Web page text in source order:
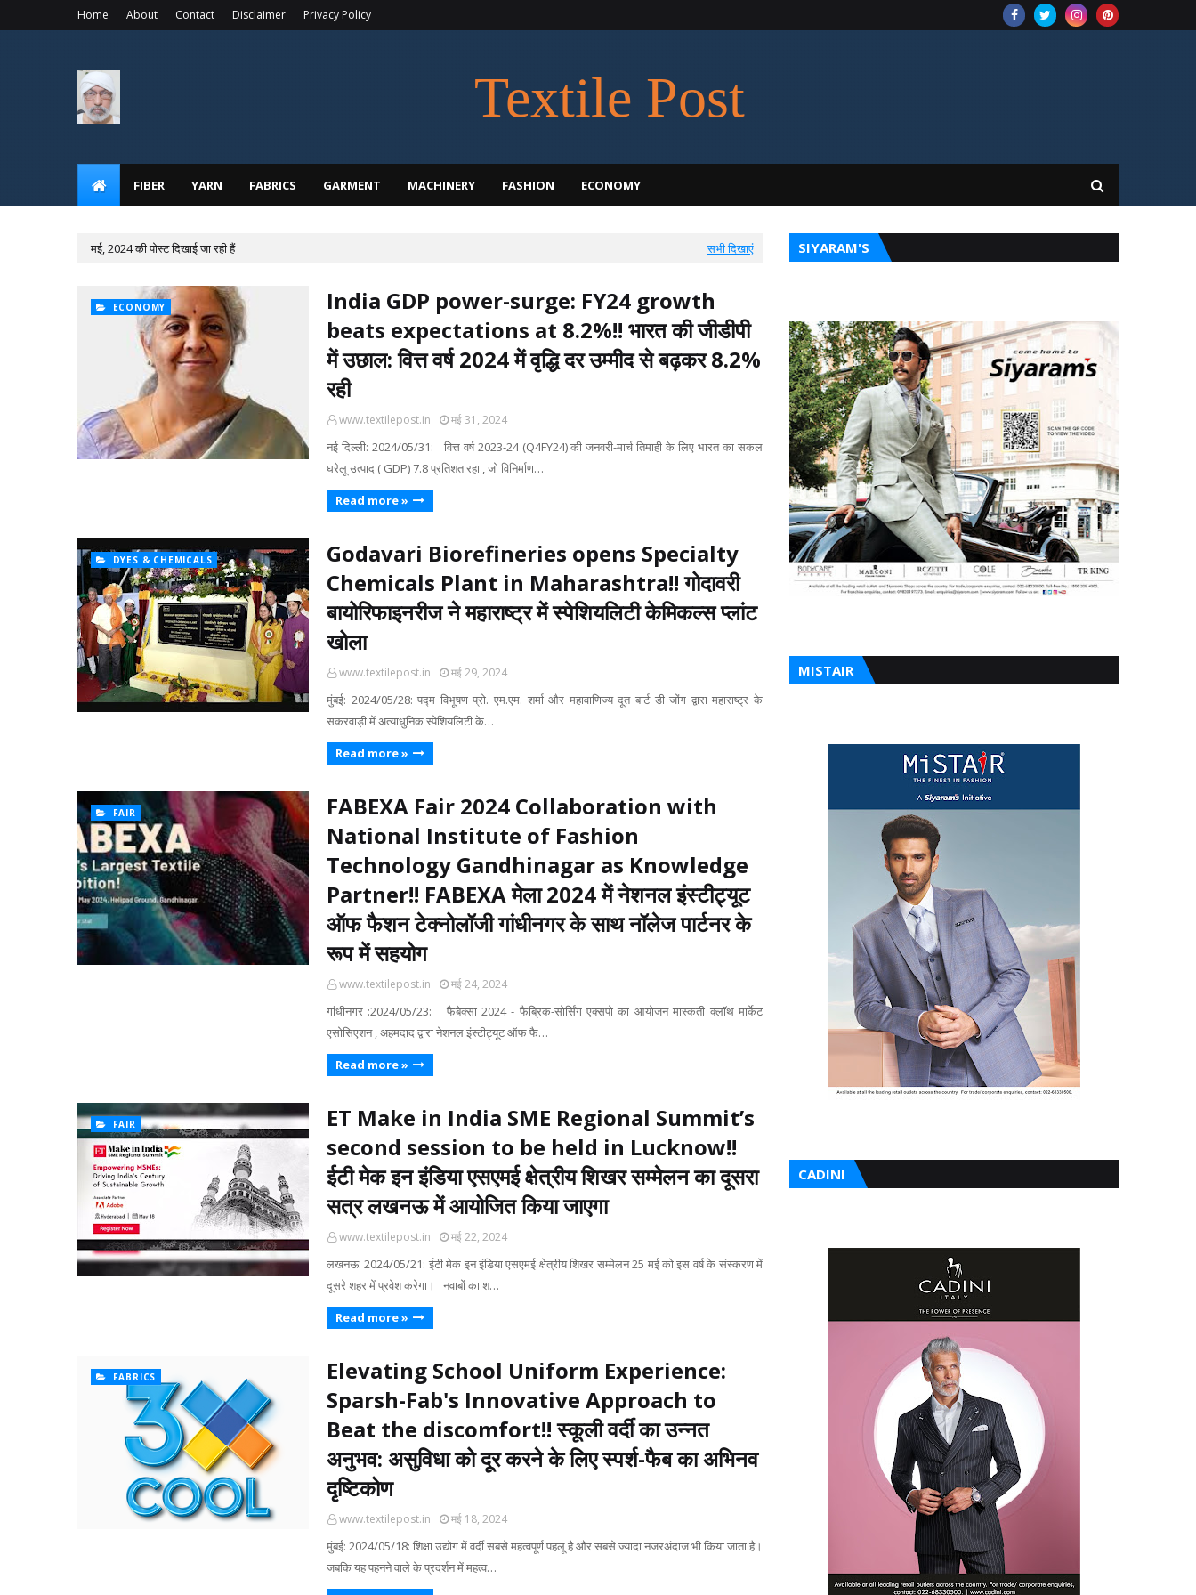
Home About Contact Disclaimer Privacy Policy
Textile Post
FIBER YARN FABRICS GARMENT MACHINERY FASHION ECONOMY
मई, 2024 की पोस्ट दिखाई जा रही हैं सभी दिखाएं
ECONOMY
India GDP power-surge: FY24 growth
beats expectations at 8.2%!! भारत की जीडीपी
में उछाल: वित्त वर्ष 2024 में वृद्धि दर उम्मीद से बढ़कर 8.2%
रही
www.textilepost.in मई 31, 2024
नई दिल्ली: 2024/05/31: वित्त वर्ष 2023-24 (Q4FY24) की जनवरी-मार्च तिमाही के लिए भारत का सकल
घरेलू उत्पाद ( GDP) 7.8 प्रतिशत रहा , जो विनिर्माण…
Read more »
DYES & CHEMICALS
Godavari Biorefineries opens Specialty
Chemicals Plant in Maharashtra!! गोदावरी
बायोरिफाइनरीज ने महाराष्ट्र में स्पेशियलिटी केमिकल्स प्लांट
खोला
www.textilepost.in मई 29, 2024
मुंबई: 2024/05/28: पद्म विभूषण प्रो. एम.एम. शर्मा और महावाणिज्य दूत बार्ट डी जोंग द्वारा महाराष्ट्र के
सकरवाड़ी में अत्याधुनिक स्पेशियलिटी के…
Read more »
FAIR
FABEXA Fair 2024 Collaboration with
National Institute of Fashion
Technology Gandhinagar as Knowledge
Partner!! FABEXA मेला 2024 में नेशनल इंस्टीट्यूट
ऑफ फैशन टेक्नोलॉजी गांधीनगर के साथ नॉलेज पार्टनर के
रूप में सहयोग
www.textilepost.in मई 24, 2024
गांधीनगर :2024/05/23: फैबेक्सा 2024 - फैब्रिक-सोर्सिंग एक्सपो का आयोजन मास्कती क्लॉथ मार्केट
एसोसिएशन , अहमदाद द्वारा नेशनल इंस्टीट्यूट ऑफ फै…
Read more »
FAIR
ET Make in India SME Regional Summit’s
second session to be held in Lucknow!!
ईटी मेक इन इंडिया एसएमई क्षेत्रीय शिखर सम्मेलन का दूसरा
सत्र लखनऊ में आयोजित किया जाएगा
www.textilepost.in मई 22, 2024
लखनऊ: 2024/05/21: ईटी मेक इन इंडिया एसएमई क्षेत्रीय शिखर सम्मेलन 25 मई को इस वर्ष के संस्करण में
दूसरे शहर में प्रवेश करेगा। नवाबों का श…
Read more »
FABRICS
Elevating School Uniform Experience:
Sparsh-Fab's Innovative Approach to
Beat the discomfort!! स्कूली वर्दी का उन्नत
अनुभव: असुविधा को दूर करने के लिए स्पर्श-फैब का अभिनव
दृष्टिकोण
www.textilepost.in मई 18, 2024
मुंबई: 2024/05/18: शिक्षा उद्योग में वर्दी सबसे महत्वपूर्ण पहलू है और सबसे ज्यादा नजरअंदाज भी किया जाता है।
जबकि यह पहनने वाले के प्रदर्शन में महत्व…
SIYARAM'S
MISTAIR
CADINI